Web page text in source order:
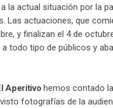
la actual situación por la
Las actuaciones, que
y finalizan el 4 de
todo tipo de públicos y
Aperitivo hemos contado
fotografías de la